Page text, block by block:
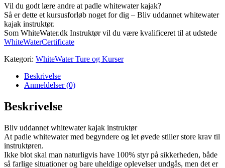
Vil du godt lære andre at padle whitewater kajak?
Så er dette et kursusforløb noget for dig – Bliv uddannet whitewater
kajak instruktør.
Som WhiteWater.dk Instruktør vil du være kvalificeret til at udstede
WhiteWaterCertificate
Kategori: WhiteWater Ture og Kurser
Beskrivelse
Anmeldelser (0)
Beskrivelse
Bliv uddannet whitewater kajak instruktør
At padle whitewater med begyndere og let øvede stiller store krav til
instruktøren.
Ikke blot skal man naturligvis have 100% styr på sikkerheden, både
så farlige situationer og bare uheldige oplevelser undgås, men det er